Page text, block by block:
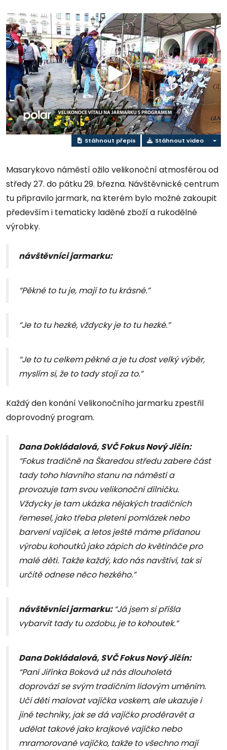
Přehrát
video
Stáhnout přepis Stáhnout video
Masarykovo náměstí ožilo velikonoční atmosférou od
středy 27. do pátku 29. března. Návštěvnické centrum
tu připravilo jarmark, na kterém bylo možné zakoupit
především i tematicky laděné zboží a rukodělné
výrobky.
návštěvníci jarmarku:
“Pěkné to tu je, mají to tu krásné.”
“Je to tu hezké, vždycky je to tu hezké.”
“Je to tu celkem pěkné a je tu dost velký výběr,
myslím si, že to tady stojí za to.”
Každý den konání Velikonočního jarmarku zpestřil
doprovodný program.
Dana Dokládalová, SVČ Fokus Nový Jičín:
“Fokus tradičně na Škaredou středu zabere část
tady toho hlavního stanu na náměstí a
provozuje tam svou velikonoční dílničku.
Vždycky je tam ukázka nějakých tradičních
řemesel, jako třeba pletení pomlázek nebo
barvení vajíček, a letos ještě máme přidanou
výrobu kohoutků jako zápich do květináče pro
malé děti. Takže každý, kdo nás navštíví, tak si
určitě odnese něco hezkého.”
návštěvníci jarmarku:“Já jsem si přišla
vybarvit tady tu ozdobu, je to kohoutek.”
Dana Dokládalová, SVČ Fokus Nový Jičín:
“Paní Jiřinka Boková už nás dlouholetá
doprovází se svým tradičním lidovým uměním.
Učí děti malovat vajíčka voskem, ale ukazuje i
jiné techniky, jak se dá vajíčko proděravět a
udělat takové jako krajkové vajíčko nebo
mramorované vajíčko, takže to všechno mají